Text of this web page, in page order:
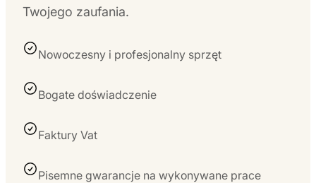
Twojego zaufania.
Nowoczesny i profesjonalny sprzęt
Bogate doświadczenie
Faktury Vat
Pisemne gwarancje na wykonywane prace